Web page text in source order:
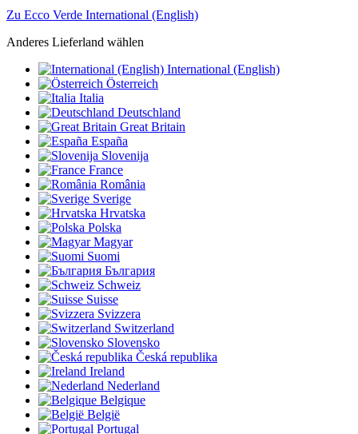
Zu Ecco Verde International (English)
Anderes Lieferland wählen
International (English)
Österreich
Italia
Deutschland
Great Britain
España
Slovenija
France
România
Sverige
Hrvatska
Polska
Magyar
Suomi
България
Schweiz
Suisse
Svizzera
Switzerland
Slovensko
Česká republika
Ireland
Nederland
Belgique
België
Portugal